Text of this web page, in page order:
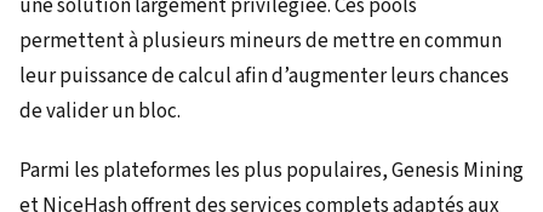
permettent à plusieurs mineurs de mettre en commun
leur puissance de calcul afin d’augmenter leurs chances
de valider un bloc.
Parmi les plateformes les plus populaires, Genesis Mining
et NiceHash offrent des services complets adaptés aux